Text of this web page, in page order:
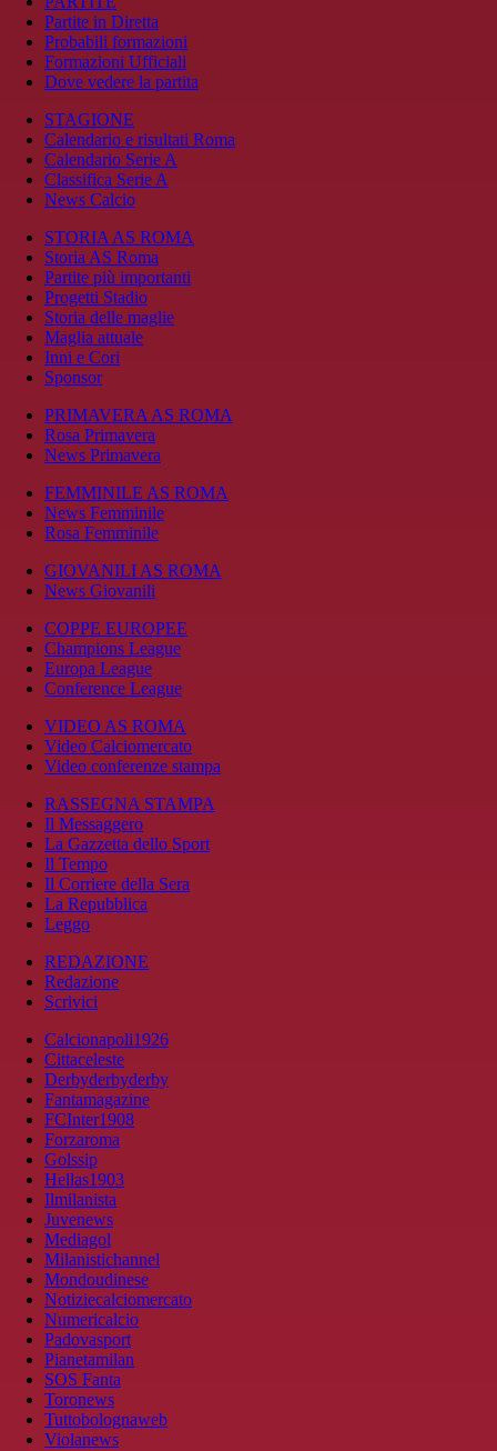
Partite in Diretta
Probabili formazioni
Formazioni Ufficiali
Dove vedere la partita
STAGIONE
Calendario e risultati Roma
Calendario Serie A
Classifica Serie A
News Calcio
STORIA AS ROMA
Storia AS Roma
Partite più importanti
Progetti Stadio
Storia delle maglie
Maglia attuale
Inni e Cori
Sponsor
PRIMAVERA AS ROMA
Rosa Primavera
News Primavera
FEMMINILE AS ROMA
News Femminile
Rosa Femminile
GIOVANILI AS ROMA
News Giovanili
COPPE EUROPEE
Champions League
Europa League
Conference League
VIDEO AS ROMA
Video Calciomercato
Video conferenze stampa
RASSEGNA STAMPA
Il Messaggero
La Gazzetta dello Sport
Il Tempo
Il Corriere della Sera
La Repubblica
Leggo
REDAZIONE
Redazione
Scrivici
Calcionapoli1926
Cittaceleste
Derbyderbyderby
Fantamagazine
FCInter1908
Forzaroma
Golssip
Hellas1903
Ilmilanista
Juvenews
Mediagol
Milanistichannel
Mondoudinese
Notiziecalciomercato
Numericalcio
Padovasport
Pianetamilan
SOS Fanta
Toronews
Tuttobolognaweb
Violanews